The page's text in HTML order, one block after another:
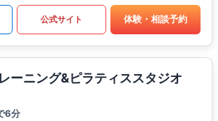
公式サイト 体験・相談予約
ーニング&ピラティススタジオ
6分